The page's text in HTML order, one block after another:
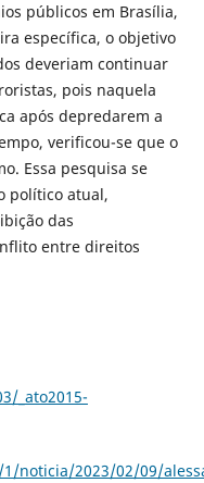
públicos em Brasília,
específica, o objetivo
deveriam continuar
pois naquela
após depredarem a
verificou-se que o
Essa pesquisa se
político atual,
das
entre direitos
_ato2015-
noticia/2023/02/09/